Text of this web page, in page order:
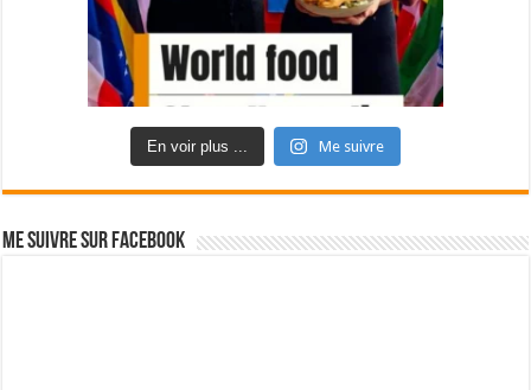
En voir plus ... Me suivre
Me suivre sur Facebook